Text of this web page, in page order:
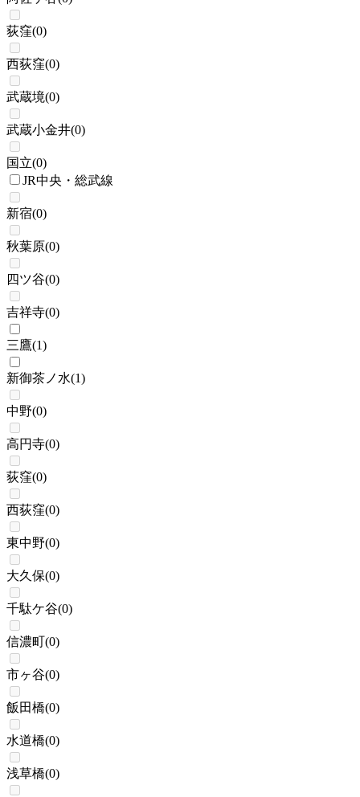
荻窪(0)
西荻窪(0)
武蔵境(0)
武蔵小金井(0)
国立(0)
JR中央・総武線
新宿(0)
秋葉原(0)
四ツ谷(0)
吉祥寺(0)
三鷹(1)
新御茶ノ水(1)
中野(0)
高円寺(0)
荻窪(0)
西荻窪(0)
東中野(0)
大久保(0)
千駄ケ谷(0)
信濃町(0)
市ヶ谷(0)
飯田橋(0)
水道橋(0)
浅草橋(0)